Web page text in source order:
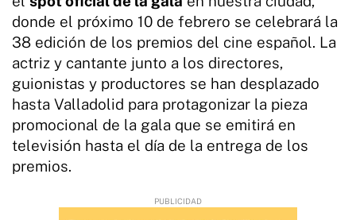
donde el próximo 10 de febrero se celebrará la
38 edición de los premios del cine español. La
actriz y cantante junto a los directores,
guionistas y productores se han desplazado
hasta Valladolid para protagonizar la pieza
promocional de la gala que se emitirá en
televisión hasta el día de la entrega de los
premios.